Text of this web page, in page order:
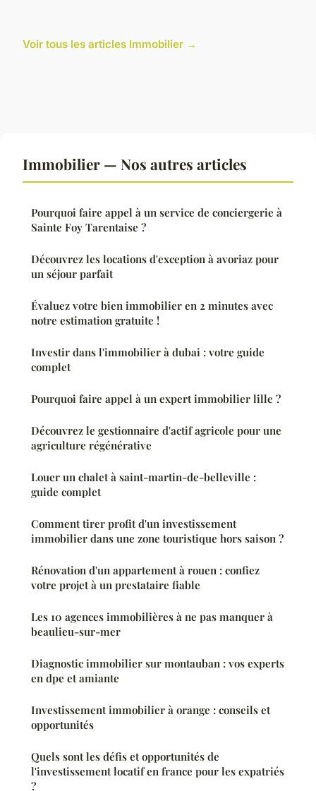
Voir tous les articles Immobilier →
Immobilier — Nos autres articles
Pourquoi faire appel à un service de conciergerie à
Sainte Foy Tarentaise ?
Découvrez les locations d'exception à avoriaz pour
un séjour parfait
Évaluez votre bien immobilier en 2 minutes avec
notre estimation gratuite !
Investir dans l'immobilier à dubai : votre guide
complet
Pourquoi faire appel à un expert immobilier lille ?
Découvrez le gestionnaire d'actif agricole pour une
agriculture régénérative
Louer un chalet à saint-martin-de-belleville :
guide complet
Comment tirer profit d'un investissement
immobilier dans une zone touristique hors saison ?
Rénovation d'un appartement à rouen : confiez
votre projet à un prestataire fiable
Les 10 agences immobilières à ne pas manquer à
beaulieu-sur-mer
Diagnostic immobilier sur montauban : vos experts
en dpe et amiante
Investissement immobilier à orange : conseils et
opportunités
Quels sont les défis et opportunités de
l'investissement locatif en france pour les expatriés
?